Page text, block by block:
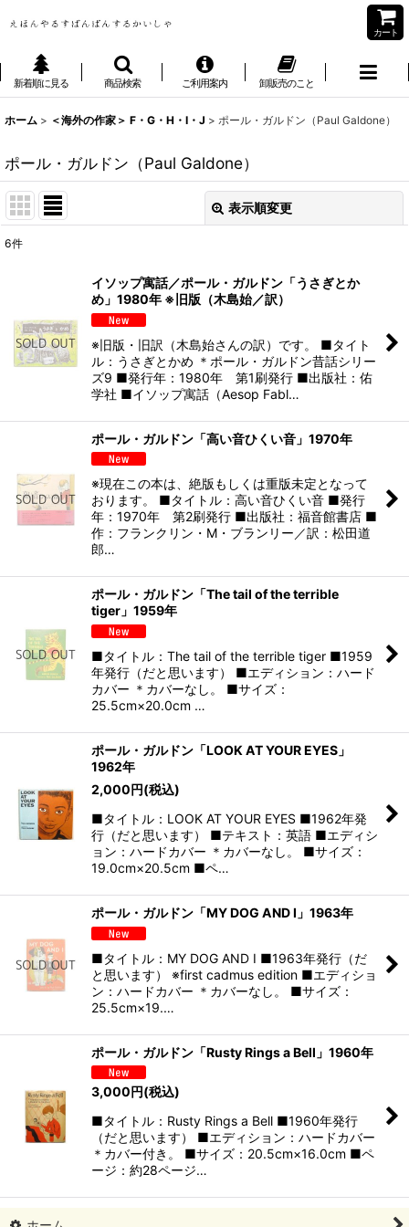
カート
新着順に見る 商品検索 ご利用案内 卸販売のこと
ホーム > ＜海外の作家＞ F・G・H・I・J > ポール・ガルドン（Paul Galdone）
ポール・ガルドン（Paul Galdone）
表示順変更
絞り込む
6件
イソップ寓話／ポール・ガルドン「うさぎとか
め」1980年 ※旧版（木島始／訳）
※旧版・旧訳（木島始さんの訳）です。 ■タイト
ル：うさぎとかめ ＊ポール・ガルドン昔話シリー
ズ9 ■発行年：1980年 第1刷発行 ■出版社：佑
学社 ■イソップ寓話（Aesop Fabl…
ポール・ガルドン「高い音ひくい音」1970年
※現在この本は、絶版もしくは重版未定となって
おります。 ■タイトル：高い音ひくい音 ■発行
年：1970年 第2刷発行 ■出版社：福音館書店 ■
作：フランクリン・M・ブランリー／訳：松田道
郎…
ポール・ガルドン「The tail of the terrible
tiger」1959年
■タイトル：The tail of the terrible tiger ■1959
年発行（だと思います） ■エディション：ハード
カバー ＊カバーなし。 ■サイズ：
25.5cm×20.0cm …
ポール・ガルドン「LOOK AT YOUR EYES」
1962年
2,000円(税込)
■タイトル：LOOK AT YOUR EYES ■1962年発
行（だと思います） ■テキスト：英語 ■エディシ
ョン：ハードカバー ＊カバーなし。 ■サイズ：
19.0cm×20.5cm ■ペ…
ポール・ガルドン「MY DOG AND I」1963年
■タイトル：MY DOG AND I ■1963年発行（だ
と思います） ※first cadmus edition ■エディショ
ン：ハードカバー ＊カバーなし。 ■サイズ：
25.5cm×19.…
ポール・ガルドン「Rusty Rings a Bell」1960年
3,000円(税込)
■タイトル：Rusty Rings a Bell ■1960年発行
（だと思います） ■エディション：ハードカバー
＊カバー付き。 ■サイズ：20.5cm×16.0cm ■ペ
ージ：約28ページ…